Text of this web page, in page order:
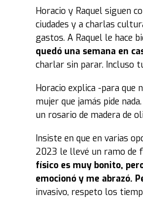
Horacio y Raquel siguen
ciudades y a charlas
gastos. A Raquel le hace
quedó una semana en
charlar sin parar. Incluso
Horacio explica -para
mujer que jamás pide
un rosario de madera de
Insiste en que en varias
2023 le llevé un ramo de
físico es muy bonito,
emocionó y me abrazó.
invasivo, respeto los